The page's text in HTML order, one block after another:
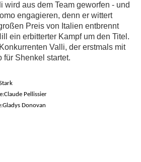
wird aus dem Team geworfen - und
engagieren, denn er wittert
Preis von Italien entbrennt
ein erbitterter Kampf um den Titel.
Valli, der erstmals mit
für Shenkel startet.
Pellissier
Donovan